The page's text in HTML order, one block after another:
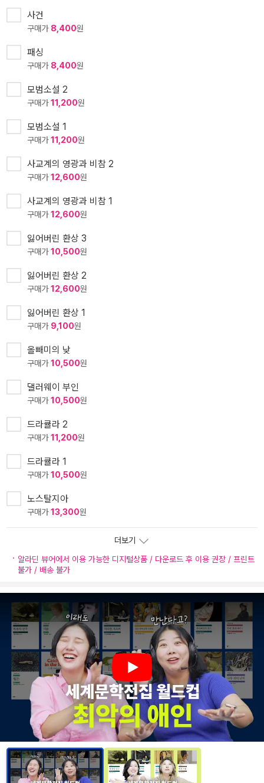
사건
구매가 8,400원
패싱
구매가 8,400원
모범소설 2
구매가11,200원
모범소설 1
구매가11,200원
사교계의 영광과 비참 2
구매가12,600원
사교계의 영광과 비참 1
구매가12,600원
잃어버린 환상 3
구매가10,500원
잃어버린 환상 2
구매가12,600원
잃어버린 환상 1
구매가 9,100원
올빼미의 낮
구매가10,500원
댈러웨이 부인
구매가10,500원
드라큘라 2
구매가11,200원
드라큘라 1
구매가10,500원
노스탈지아
구매가13,300원
더보기
알라딘 뷰어에서 이용 가능한 디지털상품 / 다운로드 후 이용 권장 / 프린트
불가 / 배송 불가
Play